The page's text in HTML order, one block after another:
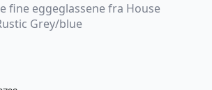
fine eggeglassene fra House
Grey/blue